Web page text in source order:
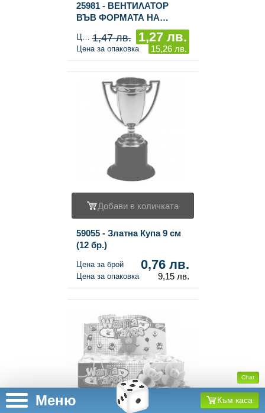
Chat
Меню Към каса
25981 - ВЕНТИΛАТОР
ВЪВ ФОРМАТА НА
СЛАДОЛЕД (12 бр.)
Цена за брой 1,47 лв. 1,27 лв.
Цена за опаковка 15,26 лв.
Добави в количката
59055 - Златна Купа 9 см
(12 бр.)
Цена за брой 0,76 лв.
Цена за опаковка 9,15 лв.